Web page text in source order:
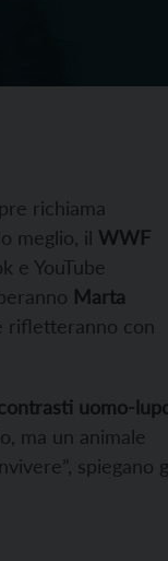
richiama
meglio, il WWF
e YouTube
Marta
rifletteranno con
uomo-
ma un animale
spiegano